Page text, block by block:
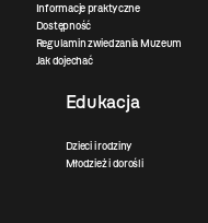
Informacje praktyczne
Dostępność
Regulamin zwiedzania Muzeum
Jak dojechać
Edukacja
Dzieci i rodziny
Młodzież i dorośli